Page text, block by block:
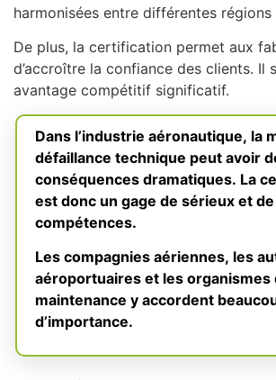
harmonisées entre différentes régions
De plus, la certification permet aux
d’accroître la confiance des clients. Il
avantage compétitif significatif.
Dans l’industrie aéronautique, la
défaillance technique peut avoir
conséquences dramatiques. La
est donc un gage de sérieux et de
compétences.
Les compagnies aériennes, les
aéroportuaires et les organismes
maintenance y accordent
d’importance.